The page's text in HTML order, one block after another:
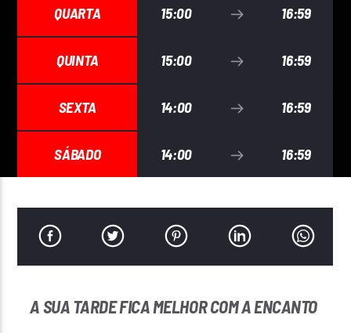
Encanto FM
QUARTA 15:00 16:59
QUINTA 15:00 16:59
SEXTA 14:00 16:59
SÁBADO 14:00 16:59
A SUA TARDE FICA MELHOR COM A ENCANTO